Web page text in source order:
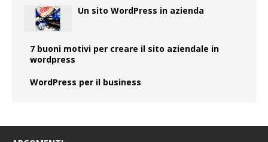
Un sito WordPress in azienda
7 buoni motivi per creare il sito aziendale in
wordpress
WordPress per il business